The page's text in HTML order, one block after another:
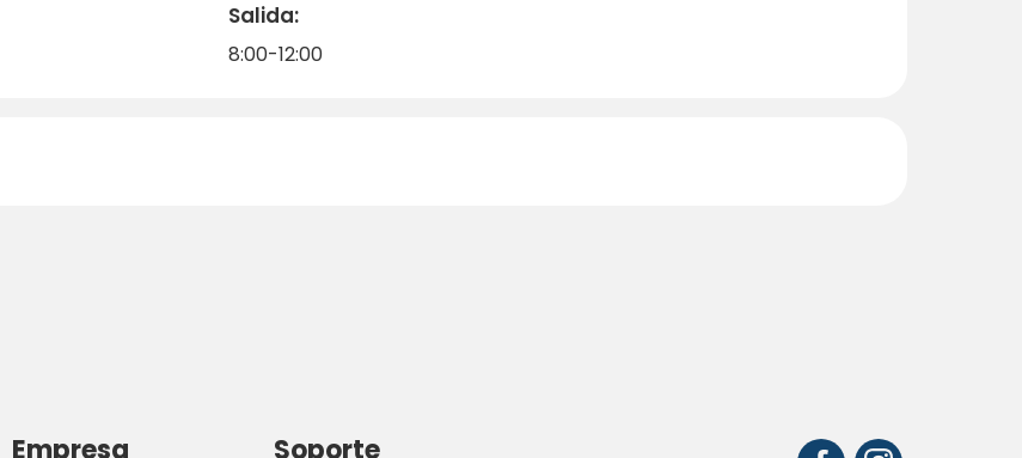
Salida:
8:00-12:00
Empresa Soporte